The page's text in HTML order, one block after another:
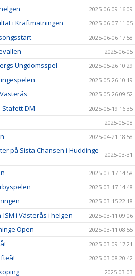
2025-06-09 16:09
i Kraftmätningen 2025-06-07 11:05
2025-06-06 17:58
2025-06-05
Ungdomsspel 2025-05-26 10:29
2025-05-26 10:19
2025-05-26 09:52
DM 2025-05-19 16:35
2025-05-08
2025-04-21 18:58
på Sista Chansen i Huddinge
2025-03-31
2025-03-17 14:58
2025-03-17 14:48
2025-03-15 22:18
i Västerås i helgen 2025-03-11 09:06
Open 2025-03-11 08:55
2025-03-09 17:21
2025-03-08 20:42
2025-03-03